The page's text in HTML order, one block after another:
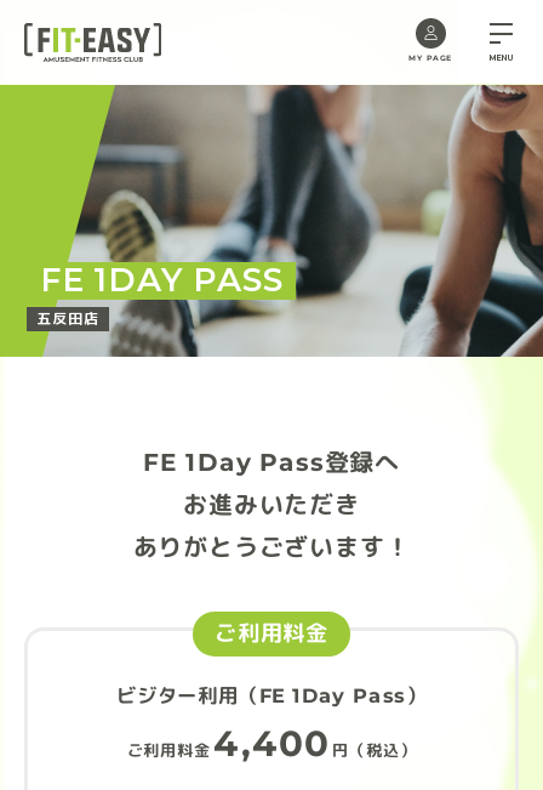
content
MY PAGE MENU
FE 1DAY PASS
五反田店
FE 1Day Pass登録へ
お進みいただき
ありがとうございます！
ご利用料金
ビジター利用（FE 1Day Pass）
ご利用料金 4,400 円（税込）